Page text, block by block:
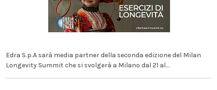
Edra S.p.A sarà media partner della seconda edizione del Milan
Longevity Summit che si svolgerà a Milano dal 21 al...